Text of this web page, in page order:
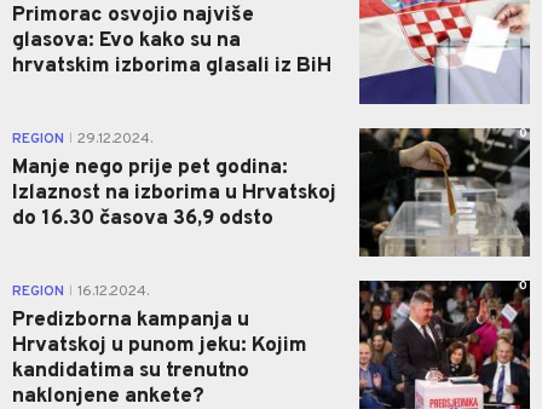
Primorac osvojio najviše
glasova: Evo kako su na
hrvatskim izborima glasali iz BiH
REGION 29.12.2024.
Manje nego prije pet godina:
Izlaznost na izborima u Hrvatskoj
do 16.30 časova 36,9 odsto
0
REGION 16.12.2024.
Predizborna kampanja u
Hrvatskoj u punom jeku: Kojim
kandidatima su trenutno
naklonjene ankete?
0